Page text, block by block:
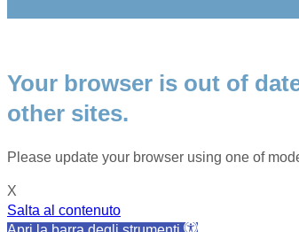
Your browser is out of
other sites.
Please update your browser using one of
X
Salta al contenuto